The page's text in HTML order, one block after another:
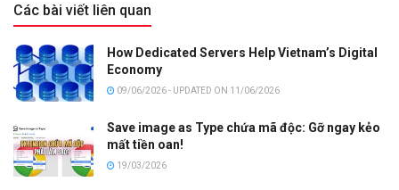
Các bài viết liên quan
How Dedicated Servers Help Vietnam’s Digital
Economy
09/06/2026 - UPDATED ON 11/06/2026
Save image as Type chứa mã độc: Gỡ ngay kẻo
mất tiền oan!
19/03/2026